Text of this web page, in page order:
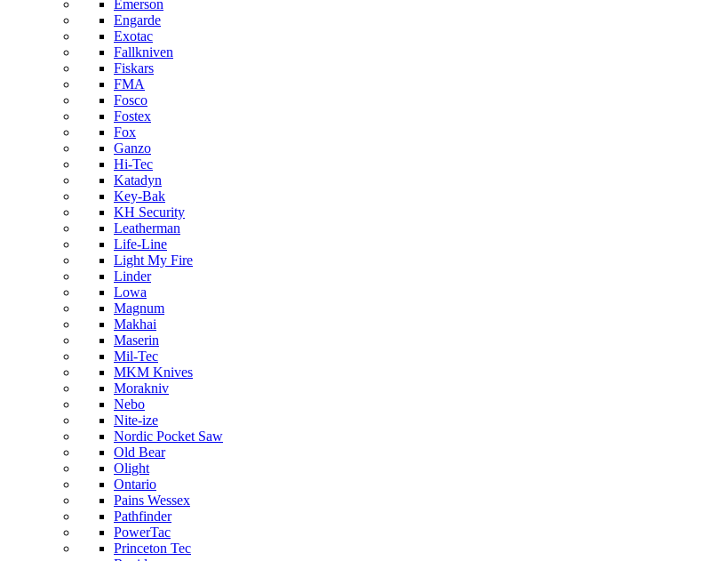
Emerson
Engarde
Exotac
Fallkniven
Fiskars
FMA
Fosco
Fostex
Fox
Ganzo
Hi-Tec
Katadyn
Key-Bak
KH Security
Leatherman
Life-Line
Light My Fire
Linder
Lowa
Magnum
Makhai
Maserin
Mil-Tec
MKM Knives
Morakniv
Nebo
Nite-ize
Nordic Pocket Saw
Old Bear
Olight
Ontario
Pains Wessex
Pathfinder
PowerTac
Princeton Tec